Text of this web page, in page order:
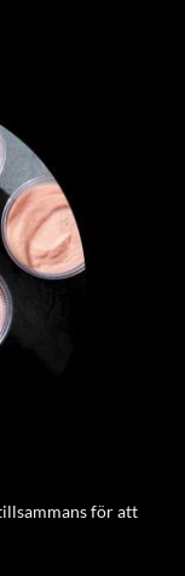
för att